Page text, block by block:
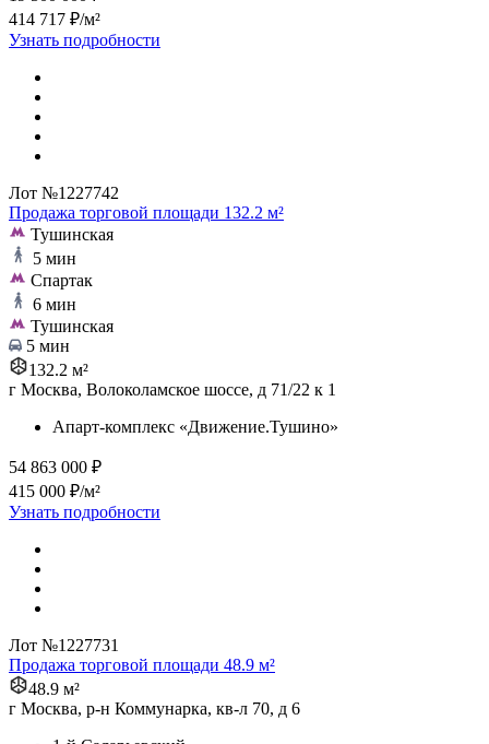
414 717 ₽/м²
Узнать подробности
Лот №1227742
Продажа торговой площади 132.2 м²
Тушинская
5 мин
Спартак
6 мин
Тушинская
5 мин
132.2 м²
г Москва, Волоколамское шоссе, д 71/22 к 1
Апарт-комплекс «Движение.Тушино»
54 863 000 ₽
415 000 ₽/м²
Узнать подробности
Лот №1227731
Продажа торговой площади 48.9 м²
48.9 м²
г Москва, р-н Коммунарка, кв-л 70, д 6